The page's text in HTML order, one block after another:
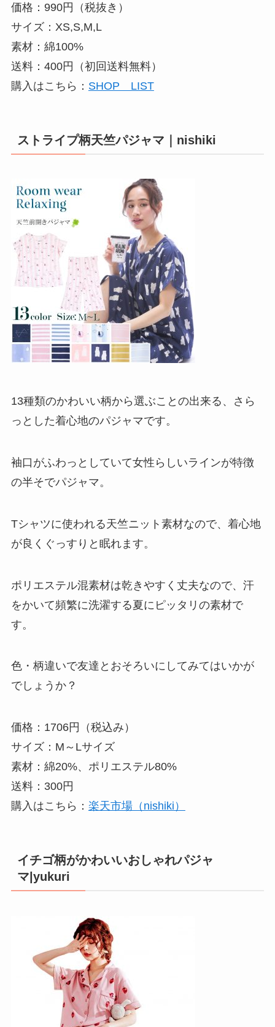
価格：990円（税抜き）
サイズ：XS,S,M,L
素材：綿100%
送料：400円（初回送料無料）
購入はこちら： SHOP LIST
ストライプ柄天竺パジャマ｜nishiki
13種類のかわいい柄から選ぶことの出来る、さら
っとした着心地のパジャマです。
袖口がふわっとしていて女性らしいラインが特徴
の半そでパジャマ。
Tシャツに使われる天竺ニット素材なので、着心地
が良くぐっすりと眠れます。
ポリエステル混素材は乾きやすく丈夫なので、汗
をかいて頻繁に洗濯する夏にピッタリの素材で
す。
色・柄違いで友達とおそろいにしてみてはいかが
でしょうか？
価格：1706円（税込み）
サイズ：M～Lサイズ
素材：綿20%、ポリエステル80%
送料：300円
購入はこちら： 楽天市場（nishiki）
イチゴ柄がかわいいおしゃれパジャ
マ|yukuri